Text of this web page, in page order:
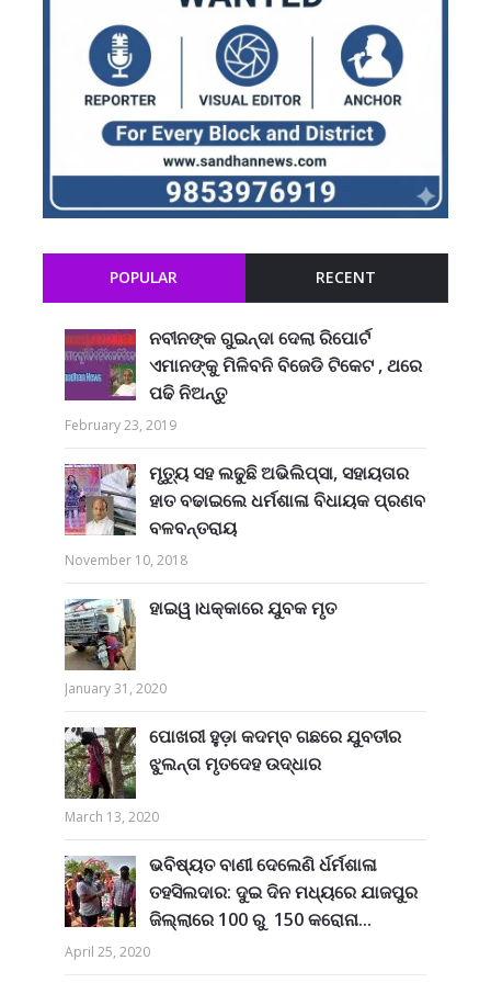
POPULAR RECENT
ନବୀନଙ୍କ ଗୁଇନ୍ଦା ଦେଲା ରିପୋର୍ଟ
ଏମାନଙ୍କୁ ମିଳିବନି ବିଜେଡି ଟିକେଟ , ଥରେ
ପଢି ନିଅନ୍ତୁ
February 23, 2019
ମୃତ୍ୟୁ ସହ ଲଢୁଛି ଅଭିଲିପ୍ସା, ସହାୟତାର
ହାତ ବଢାଇଲେ ଧର୍ମଶାଳା ବିଧାୟକ ପ୍ରଣବ
ବଳବନ୍ତରାୟ
November 10, 2018
ହାଇୱ।ଧକ୍କାରେ ଯୁବକ ମୃତ
January 31, 2020
ପୋଖରୀ ହୁଡ଼ା କଦମ୍ବ ଗଛରେ ଯୁବତୀର
ଝୁଲନ୍ତା ମୃତଦେହ ଉଦ୍ଧାର
March 13, 2020
ଭବିଷ୍ୟତ ବାଣୀ ଦେଲେଣି ର୍ଧର୍ମଶାଳା
ତହସିଲଦାର: ଦୁଇ ଦିନ ମଧ୍ୟରେ ଯାଜପୁର
ଜିଲ୍ଲାରେ 100 ରୁ 150 କରୋନା...
April 25, 2020